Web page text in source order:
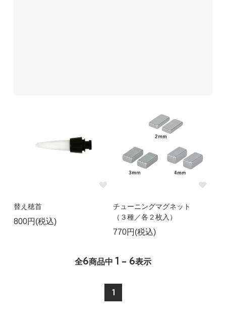
替え穂首
800円(税込)
チューニングマグネット
（３種／各２枚入）
770円(税込)
全6商品中 1 - 6表示
1